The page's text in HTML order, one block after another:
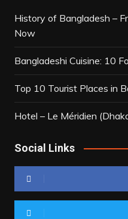
History of Bangladesh –
Now
Bangladeshi Cuisine: 10
Top 10 Tourist Places in
Hotel – Le Méridien
Social Links